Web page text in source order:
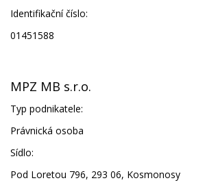
Identifikační číslo:
01451588
MPZ MB s.r.o.
Typ podnikatele:
Právnická osoba
Sídlo:
Pod Loretou 796, 293 06, Kosmonosy